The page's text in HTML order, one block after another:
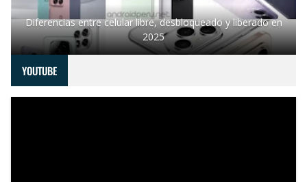
Diferencias entre celular libre, desbloqueado y liberado en
2025
YOUTUBE